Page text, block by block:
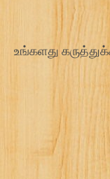
n
உங்களது